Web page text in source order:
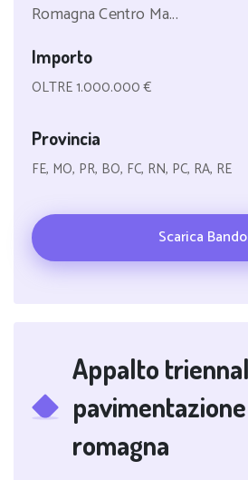
Romagna Centro Ma...
Importo
OLTRE 1.000.000 €
Provincia
FE, MO, PR, BO, FC, RN, PC, RA, RE
Scarica Bando
Appalto
romagna